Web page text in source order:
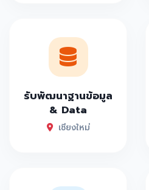
รับพัฒนาฐานข้อมูล
& Data
เชียงใหม่